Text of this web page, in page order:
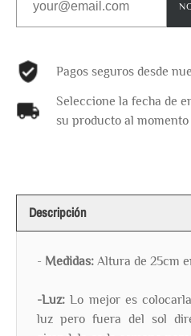
Pagos seguros desde
Seleccione la fecha de
su producto al
Descripción
- Medidas: Altura de 25cm
-Luz: Lo mejor es
luz pero fuera del sol